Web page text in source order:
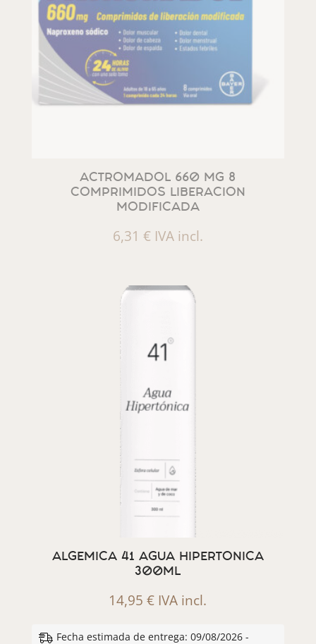
ACTROMADOL 660 MG 8
COMPRIMIDOS LIBERACION
MODIFICADA
6,31 € IVA incl.
ALGEMICA 41 AGUA HIPERTONICA
300ML
14,95€ IVA incl.
Fecha estimada de entrega: 09/08/2026 -